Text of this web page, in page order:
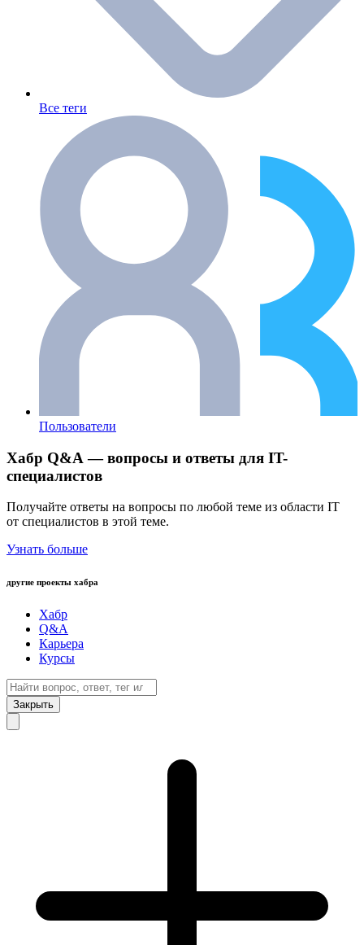
Все теги
Пользователи
Хабр Q&A — вопросы и ответы для IT-
специалистов
Получайте ответы на вопросы по любой теме из области IT
от специалистов в этой теме.
Узнать больше
другие проекты хабра
Хабр
Q&A
Карьера
Курсы
Закрыть